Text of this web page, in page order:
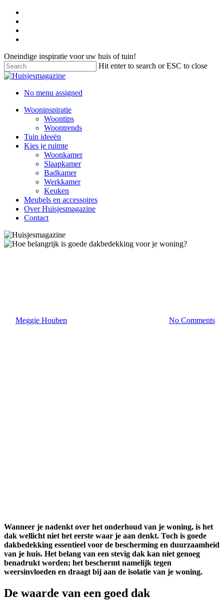
Oneindige inspiratie voor uw huis of tuin!
Hit enter to search or ESC to close
No menu assigned
Wooninspiratie
Woontips
Woontrends
Tuin ideeën
Kies je ruimte
Woonkamer
Slaapkamer
Badkamer
Werkkamer
Keuken
Meubels en accessoires
Over Huisjesmagazine
Contact
Meggie Houben No Comments
Wanneer je nadenkt over het onderhoud van je woning, is het
dak wellicht niet het eerste waar je aan denkt. Toch is goede
dakbedekking essentieel voor de bescherming en duurzaamheid
van je huis. Het belang van een stevig dak kan niet genoeg
benadrukt worden; het beschermt namelijk tegen
weersinvloeden en draagt bij aan de isolatie van je woning.
De waarde van een goed dak